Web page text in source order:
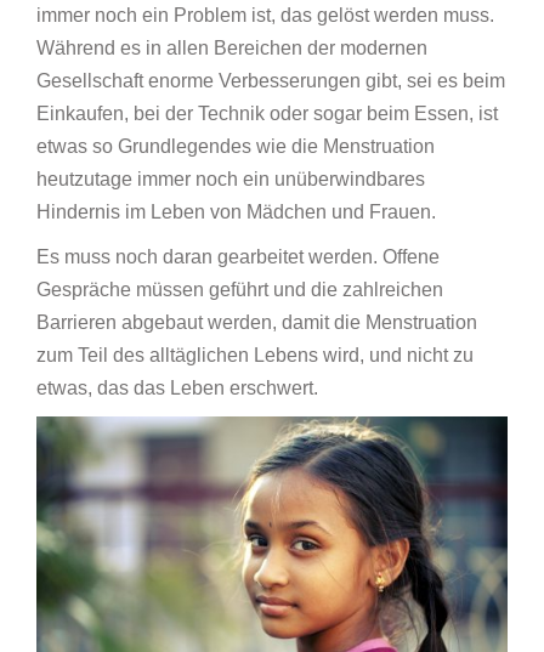
immer noch ein Problem ist, das gelöst werden muss.
Während es in allen Bereichen der modernen
Gesellschaft enorme Verbesserungen gibt, sei es beim
Einkaufen, bei der Technik oder sogar beim Essen, ist
etwas so Grundlegendes wie die Menstruation
heutzutage immer noch ein unüberwindbares
Hindernis im Leben von Mädchen und Frauen.
Es muss noch daran gearbeitet werden. Offene
Gespräche müssen geführt und die zahlreichen
Barrieren abgebaut werden, damit die Menstruation
zum Teil des alltäglichen Lebens wird, und nicht zu
etwas, das das Leben erschwert.